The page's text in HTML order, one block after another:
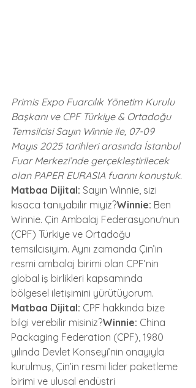
Primis Expo Fuarcılık Yönetim Kurulu
Başkanı ve CPF Türkiye & Ortadoğu
Temsilcisi Sayın Winnie ile, 07-09
Mayıs 2025 tarihleri arasında İstanbul
Fuar Merkezi’nde gerçekleştirilecek
olan PAPER EURASIA fuarını konuştuk.
Matbaa Dijital: Sayın Winnie, sizi
kısaca tanıyabilir miyiz?Winnie: Ben
Winnie. Çin Ambalaj Federasyonu'nun
(CPF) Türkiye ve Ortadoğu
temsilcisiyim. Aynı zamanda Çin’in
resmi ambalaj birimi olan CPF’nin
global iş birlikleri kapsamında
bölgesel iletişimini yürütüyorum.
Matbaa Dijital: CPF hakkında bize
bilgi verebilir misiniz?Winnie: China
Packaging Federation (CPF), 1980
yılında Devlet Konseyi’nin onayıyla
kurulmuş, Çin’in resmi lider paketleme
birimi ve ulusal endüstri